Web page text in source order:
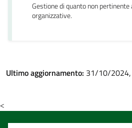
Gestione di quanto non
organizzative.
Ultimo aggiornamento: 31/10/
<